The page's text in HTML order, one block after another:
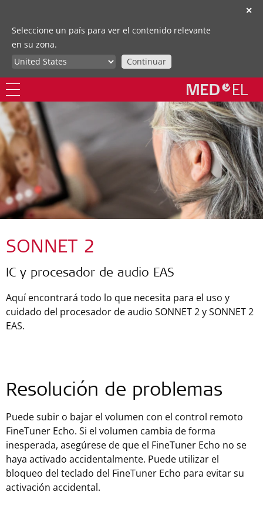
✕
Seleccione un país para ver el contenido relevante
en su zona.
Continuar
SONNET 2
IC y procesador de audio EAS
Aquí encontrará todo lo que necesita para el uso y
cuidado del procesador de audio SONNET 2 y SONNET 2
EAS.
Resolución de problemas
Puede subir o bajar el volumen con el control remoto
FineTuner Echo. Si el volumen cambia de forma
inesperada, asegúrese de que el FineTuner Echo no se
haya activado accidentalmente. Puede utilizar el
bloqueo del teclado del FineTuner Echo para evitar su
activación accidental.